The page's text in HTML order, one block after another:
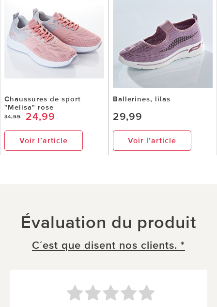
Chaussures de sport
"Melisa" rose
34,99 24,99
Voir l’article
Ballerines, lilas
29,99
Voir l’article
Évaluation du produit
C´est que disent nos clients. *